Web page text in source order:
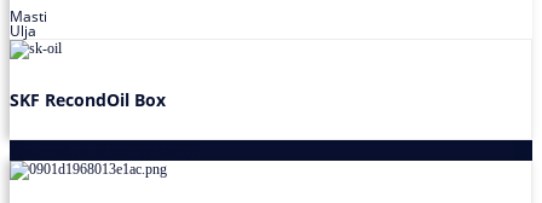
Masti
Ulja
SKF RecondOil Box